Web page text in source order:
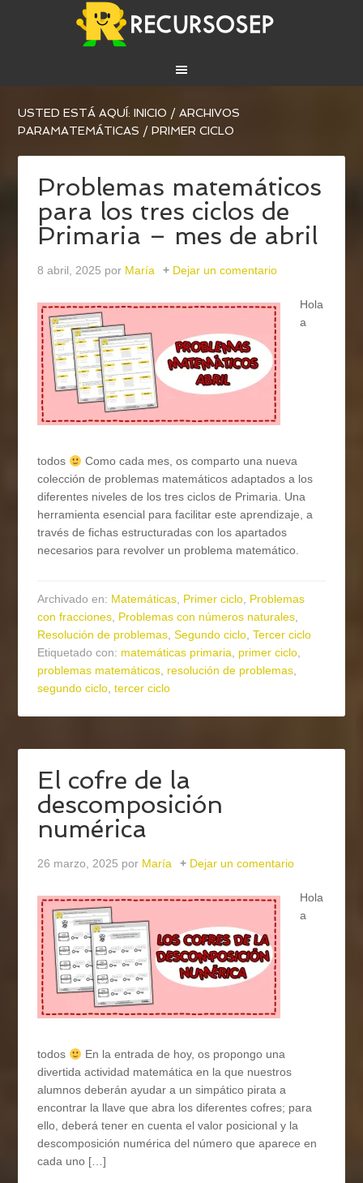
USTED ESTÁ AQUÍ:INICIO / ARCHIVOS
PARAMATEMÁTICAS / PRIMER CICLO
Problemas matemáticos
para los tres ciclos de
Primaria – mes de abril
8 abril, 2025 por María Dejar un comentario
Hola
a
todos
Como cada mes, os comparto una nueva
colección de problemas matemáticos adaptados a los
diferentes niveles de los tres ciclos de Primaria. Una
herramienta esencial para facilitar este aprendizaje, a
través de fichas estructuradas con los apartados
necesarios para revolver un problema matemático.
Archivado en: Matemáticas, Primer ciclo, Problemas
con fracciones, Problemas con números naturales,
Resolución de problemas,Segundo ciclo,Tercer ciclo
Etiquetado con: matemáticas primaria, primer ciclo,
problemas matemáticos, resolución de problemas,
segundo ciclo,tercer ciclo
El cofre de la
descomposición
numérica
26 marzo, 2025 por María Dejar un comentario
Hola
a
todos
En la entrada de hoy, os propongo una
divertida actividad matemática en la que nuestros
alumnos deberán ayudar a un simpático pirata a
encontrar la llave que abra los diferentes cofres; para
ello, deberá tener en cuenta el valor posicional y la
descomposición numérica del número que aparece en
cada uno […]